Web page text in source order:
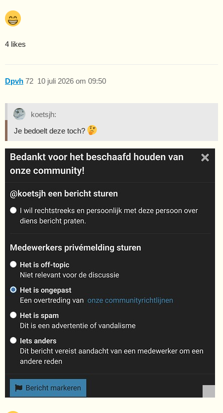
4 likes
Dpvh 10 juli 2026 om 09:50
72
koetsjh:
Je bedoelt deze toch?